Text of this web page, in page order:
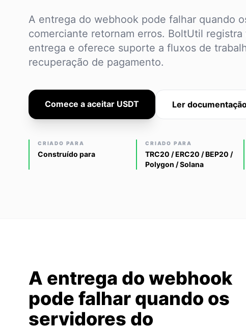
A entrega do webhook pode falhar quando
comerciante retornam erros. BoltUtil
entrega e oferece suporte a fluxos de
recuperação de pagamento.
Comece a aceitar USDT Ler
CRIADO PARA
Construído para
CRIADO PARA
TRC20 / ERC20 / BEP20 /
Polygon / Solana
A entrega do webhook
pode falhar quando os
servidores do